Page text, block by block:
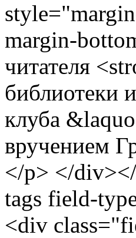
margin-
читателя
библиотеки
клуба
вручением
</p> </
tags field-
<div